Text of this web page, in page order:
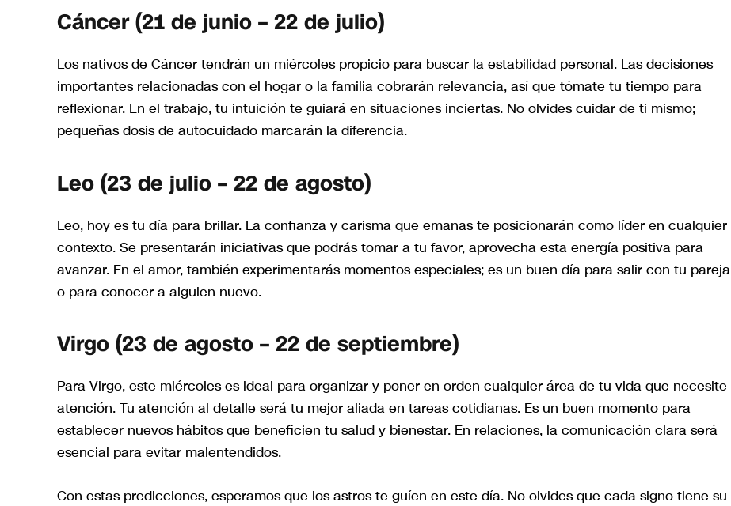
Cáncer (21 de junio – 22 de julio)
Los nativos de Cáncer tendrán un miércoles propicio para buscar la estabilidad personal. Las decisiones
importantes relacionadas con el hogar o la familia cobrarán relevancia, así que tómate tu tiempo para
reflexionar. En el trabajo, tu intuición te guiará en situaciones inciertas. No olvides cuidar de ti mismo;
pequeñas dosis de autocuidado marcarán la diferencia.
Leo (23 de julio – 22 de agosto)
Leo, hoy es tu día para brillar. La confianza y carisma que emanas te posicionarán como líder en cualquier
contexto. Se presentarán iniciativas que podrás tomar a tu favor, aprovecha esta energía positiva para
avanzar. En el amor, también experimentarás momentos especiales; es un buen día para salir con tu pareja
o para conocer a alguien nuevo.
Virgo (23 de agosto – 22 de septiembre)
Para Virgo, este miércoles es ideal para organizar y poner en orden cualquier área de tu vida que necesite
atención. Tu atención al detalle será tu mejor aliada en tareas cotidianas. Es un buen momento para
establecer nuevos hábitos que beneficien tu salud y bienestar. En relaciones, la comunicación clara será
esencial para evitar malentendidos.
Con estas predicciones, esperamos que los astros te guíen en este día. No olvides que cada signo tiene su